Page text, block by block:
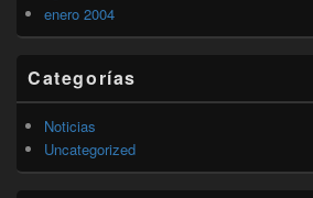
enero 2004
Categorías
Noticias
Uncategorized